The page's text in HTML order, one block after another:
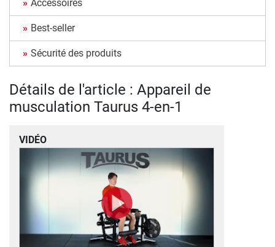
Accessoires
Best-seller
Sécurité des produits
Détails de l'article : Appareil de
musculation Taurus 4-en-1
VIDÉO